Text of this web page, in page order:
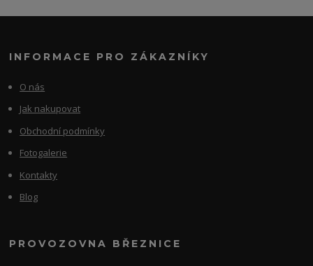
INFORMACE PRO ZÁKAZNÍKY
O nás
Jak nakupovat
Obchodní podmínky
Fotogalerie
Kontakty
Blog
PROVOZOVNA BŘEZNICE